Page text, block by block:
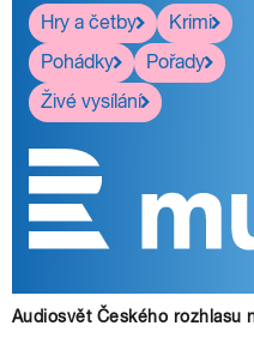
Hry a četby
Krimi
Pohádky
Pořady
Živé vysílání
Audiosvět Českého rozhlasu